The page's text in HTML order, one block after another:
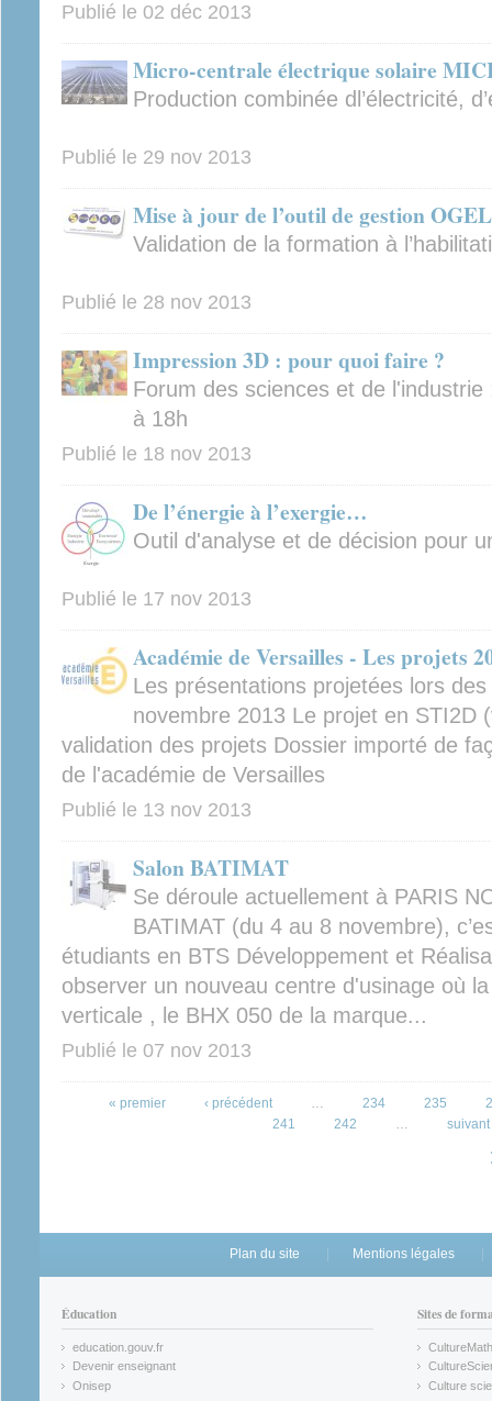
Publié le 02 déc 2013
Micro-centrale électrique solaire
Production combinée dl’électricité,
Publié le 29 nov 2013
Mise à jour de l’outil de gestion
Validation de la formation à
Publié le 28 nov 2013
Impression 3D : pour quoi faire ?
Forum des sciences et de
à 18h
Publié le 18 nov 2013
De l’énergie à l’exergie…
Outil d'analyse et de décision pour
Publié le 17 nov 2013
Académie de Versailles - Les projets
Les présentations projetées lors
novembre 2013 Le projet en STI2D
validation des projets Dossier importé de
de l'académie de Versailles
Publié le 13 nov 2013
Salon BATIMAT
Se déroule actuellement à PARIS
BATIMAT (du 4 au 8 novembre),
étudiants en BTS Développement et
observer un nouveau centre d'usinage où
verticale , le BHX 050 de la marque...
Publié le 07 nov 2013
« premier ‹ précédent … 234 235
241
242 … suivant
Plan du site Mentions légales
Éducation
education.gouv.fr
(link is external)
Devenir enseignant
(link is external)
Onisep
Sites de
CultureMath
(link is
(link is
Culture